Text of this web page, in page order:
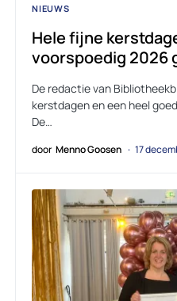
NIEUWS
Hele fijne
voorspoedig 2026
De redactie van
kerstdagen en een heel
De…
door Menno Goosen 17